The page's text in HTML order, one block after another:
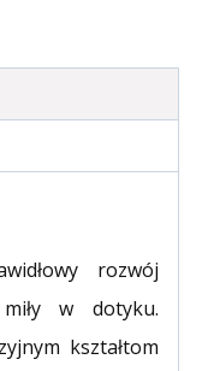
rozwój
w dotyku.
kształtom